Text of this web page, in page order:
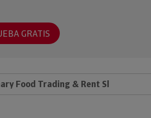
GRATIS
Food Trading & Rent Sl